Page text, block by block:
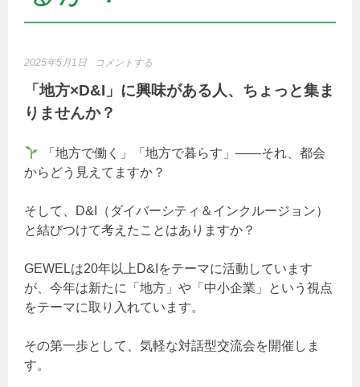
2025年5月1日 コメントする
「地方×D&I」に興味がある人、ちょっと集ま
りませんか？
「地方で働く」「地方で暮らす」――それ、都会
からどう見えてますか？
そして、D&I（ダイバーシティ＆インクルージョン）
と結びつけて考えたことはありますか？
GEWELは20年以上D&Iをテーマに活動しています
が、今年は新たに「地方」や「中小企業」という視点
をテーマに取り入れています。
その第一歩として、気軽な対話型交流会を開催しま
す。